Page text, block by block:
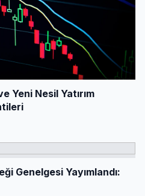
Yeni Nesil Yatırım
Genelgesi Yayımlandı: